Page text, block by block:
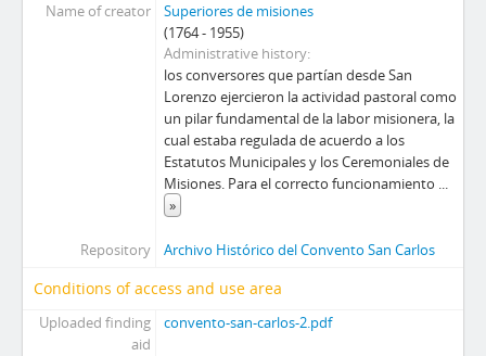
Name of creator
Superiores de misiones
(1764 - 1955)
Administrative history
los conversores que partían desde San
Lorenzo ejercieron la actividad pastoral como
un pilar fundamental de la labor misionera, la
cual estaba regulada de acuerdo a los
Estatutos Municipales y los Ceremoniales de
Misiones. Para el correcto funcionamiento ...
»
Repository Archivo Histórico del Convento San Carlos
Conditions of access and use area
Uploaded finding
aid
convento-san-carlos-2.pdf